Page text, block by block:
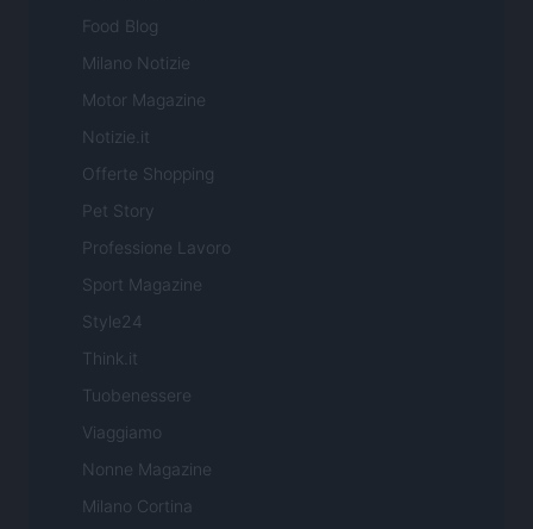
Food Blog
Milano Notizie
Motor Magazine
Notizie.it
Offerte Shopping
Pet Story
Professione Lavoro
Sport Magazine
Style24
Think.it
Tuobenessere
Viaggiamo
Nonne Magazine
Milano Cortina